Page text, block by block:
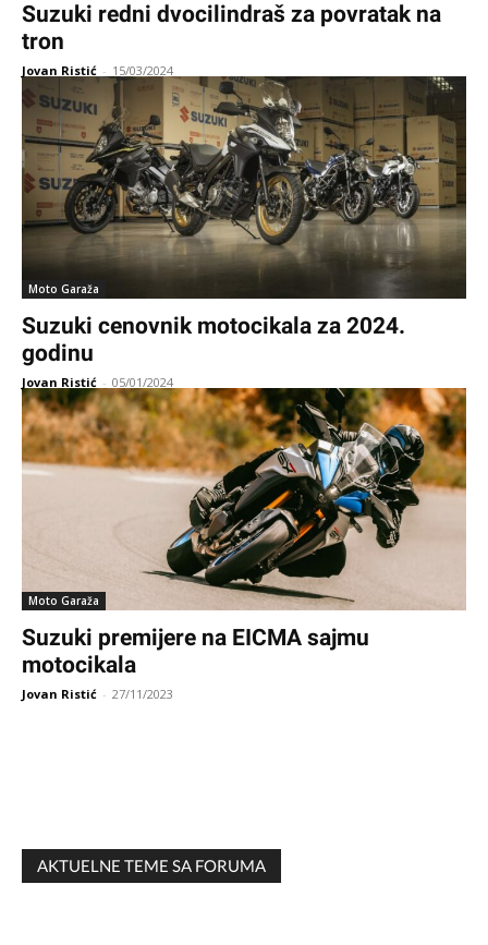
Suzuki redni dvocilindraš za povratak na
tron
Jovan Ristić - 15/03/2024
Moto Garaža
Suzuki cenovnik motocikala za 2024.
godinu
Jovan Ristić - 05/01/2024
Moto Garaža
Suzuki premijere na EICMA sajmu
motocikala
Jovan Ristić - 27/11/2023
AKTUELNE TEME SA FORUMA